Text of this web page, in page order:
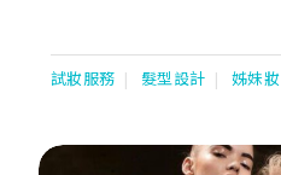
試妝服務 髮型設計 姊妹妝